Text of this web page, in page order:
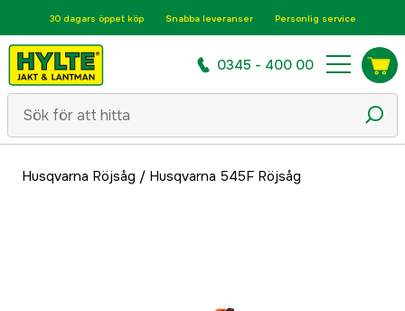
30 dagars öppet köp Snabba leveranser Personlig service
0345 - 400 00
Husqvarna Röjsåg / Husqvarna 545F Röjsåg